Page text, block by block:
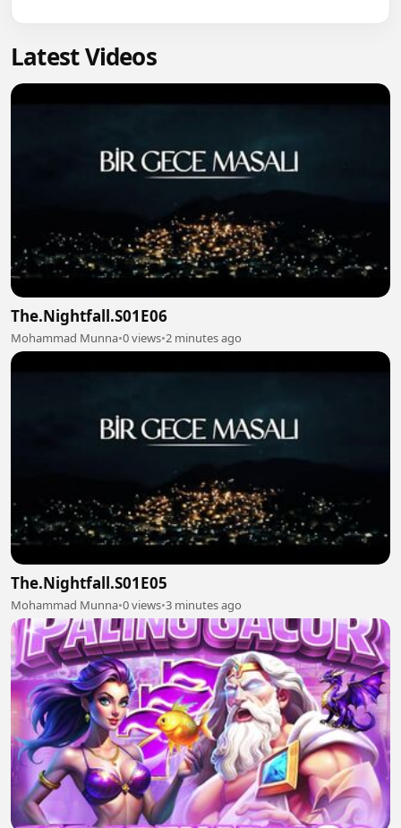
Latest Videos
The.Nightfall.S01E06
Mohammad Munna•0 views•2 minutes ago
The.Nightfall.S01E05
Mohammad Munna•0 views•3 minutes ago